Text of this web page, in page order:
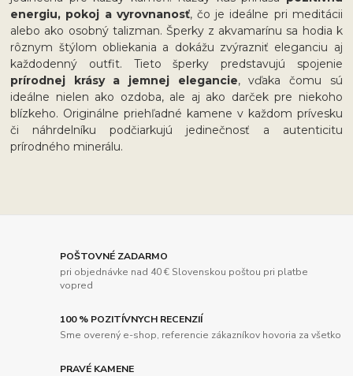
energiu, pokoj a vyrovnanosť, čo je ideálne pri meditácii
alebo ako osobný talizman. Šperky z akvamarínu sa hodia k
rôznym štýlom obliekania a dokážu zvýrazniť eleganciu aj
každodenný outfit. Tieto šperky predstavujú spojenie
prírodnej krásy a jemnej elegancie, vďaka čomu sú
ideálne nielen ako ozdoba, ale aj ako darček pre niekoho
blízkeho. Originálne priehľadné kamene v každom prívesku
či náhrdelníku podčiarkujú jedinečnosť a autenticitu
prírodného minerálu.
POŠTOVNÉ ZADARMO
pri objednávke nad 40 € Slovenskou poštou pri platbe
vopred
100 % POZITÍVNYCH RECENZIÍ
Sme overený e-shop, referencie zákazníkov hovoria za všetko
PRAVÉ KAMENE